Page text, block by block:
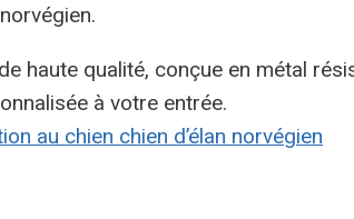
haute qualité, conçue en métal
à votre entrée.
au chien chien d’élan norvégien